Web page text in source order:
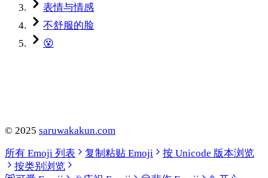
表情与情感
不舒服的脸
😵
© 2025 saruwakakun.com
所有 Emoji 列表
复制粘贴 Emoji
按 Unicode 版本浏览
按类别浏览